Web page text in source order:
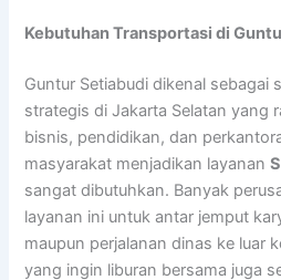
Kebutuhan Transportasi di
Guntur Setiabudi dikenal sebagai
strategis di Jakarta Selatan yang
bisnis, pendidikan, dan
masyarakat menjadikan layanan
sangat dibutuhkan. Banyak
layanan ini untuk antar jemput
maupun perjalanan dinas ke luar
yang ingin liburan bersama juga